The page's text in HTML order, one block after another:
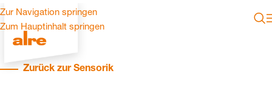
Zur Navigation springen
Zum Hauptinhalt springen
Zurück zur Sensorik